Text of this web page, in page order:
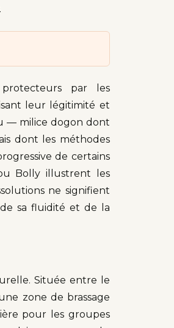
protecteurs par les
leur légitimité et
— milice dogon dont
dont les méthodes
de certains
Bolly illustrent les
ne signifient
sa fluidité et de la
Située entre le
zone de brassage
pour les groupes